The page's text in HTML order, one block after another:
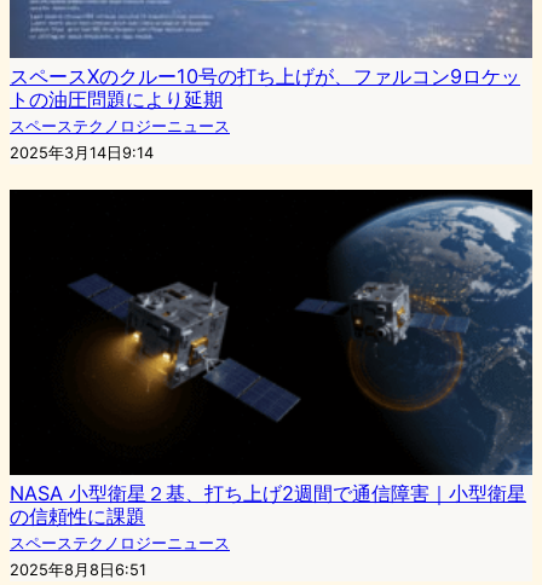
スペースXのクルー10号の打ち上げが、ファルコン9ロケッ
トの油圧問題により延期
スペーステクノロジーニュース
2025年3月14日9:14
NASA 小型衛星２基、打ち上げ2週間で通信障害｜小型衛星
の信頼性に課題
スペーステクノロジーニュース
2025年8月8日6:51